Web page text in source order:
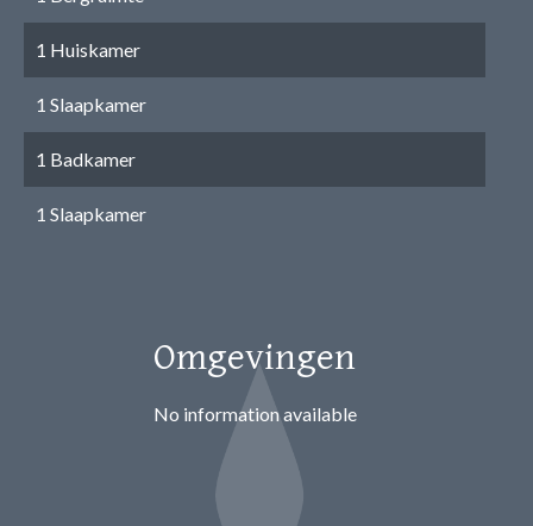
1 Huiskamer
1 Slaapkamer
1 Badkamer
1 Slaapkamer
Omgevingen
No information available